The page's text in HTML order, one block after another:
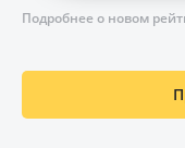
Подробнее о новом